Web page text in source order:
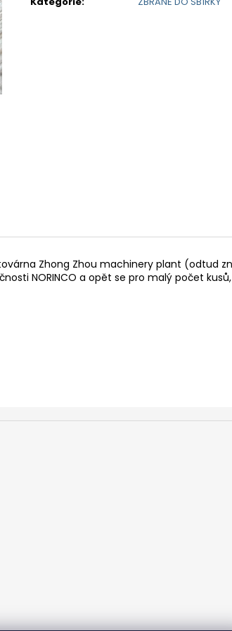
Zhong Zhou machinery plant (odtud
NORINCO a opět se pro malý počet